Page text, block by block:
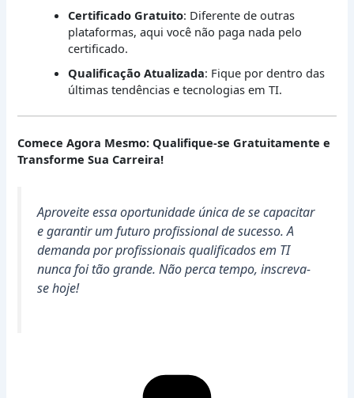
Certificado Gratuito: Diferente de outras
plataformas, aqui você não paga nada pelo
certificado.
Qualificação Atualizada: Fique por dentro das
últimas tendências e tecnologias em TI.
Comece Agora Mesmo: Qualifique-se Gratuitamente e
Transforme Sua Carreira!
Aproveite essa oportunidade única de se capacitar
e garantir um futuro profissional de sucesso. A
demanda por profissionais qualificados em TI
nunca foi tão grande. Não perca tempo, inscreva-
se hoje!